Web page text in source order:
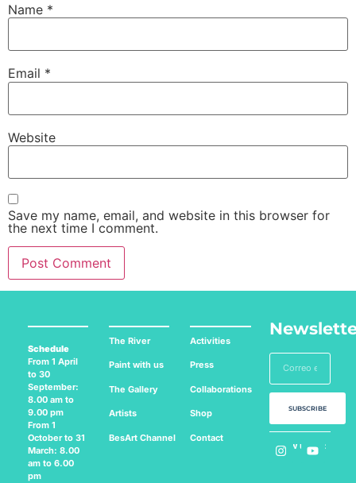
Name *
Email *
Website
Save my name, email, and website in this browser for
the next time I comment.
Schedule
From 1 April
to 30
September:
8.00 am to
9.00 pm
From 1
October to 31
March: 8.00
am to 6.00
pm
The River
Paint with us
The Gallery
Artists
BesArt Channel
Activities
Press
Collaborations
Shop
Contact
SUBSCRIBE
Follow us on: